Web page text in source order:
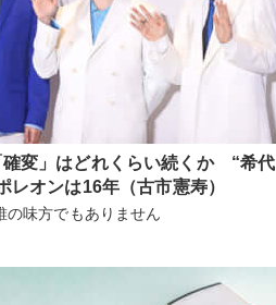
確変」はどれくらい続くか “希代
レオンは16年（古市憲寿）
味方でもありません